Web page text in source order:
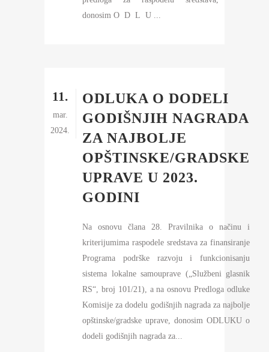
donosim O D L U ...
11.
mar.
2024.
ODLUKA O DODELI
GODIŠNJIH NAGRADA
ZA NAJBOLJE
OPŠTINSKE/GRADSKE
UPRAVE U 2023.
GODINI
Na osnovu člana 28. Pravilnika o načinu i
kriterijumima raspodele sredstava za finansiranje
Programa podrške razvoju i funkcionisanju
sistema lokalne samouprave („Službeni glasnik
RS“, broj 101/21), a na osnovu Predloga odluke
Komisije za dodelu godišnjih nagrada za najbolje
opštinske/gradske uprave, donosim ODLUKU o
dodeli godišnjih nagrada za...